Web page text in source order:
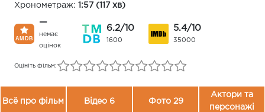
Хронометраж: 1:57 (117 хв)
—
немає
оцінок
6.2/10
1600
5.4/10
35000
Оцініть фільм:
Всё про фільм Відео 6 Фото 29
Актори та
персонажі